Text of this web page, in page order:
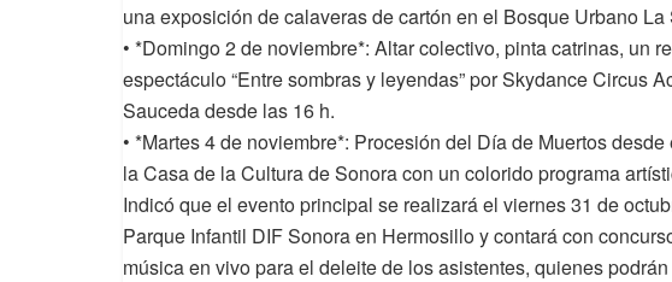
una exposición de calaveras de cartón en el Bosque Urbano
• *Domingo 2 de noviembre*: Altar colectivo, pinta catrinas, un
espectáculo “Entre sombras y leyendas” por Skydance Circus
Sauceda desde las 16 h.
• *Martes 4 de noviembre*: Procesión del Día de Muertos
la Casa de la Cultura de Sonora con un colorido programa
Indicó que el evento principal se realizará el viernes 31 de
Parque Infantil DIF Sonora en Hermosillo y contará con
música en vivo para el deleite de los asistentes, quienes